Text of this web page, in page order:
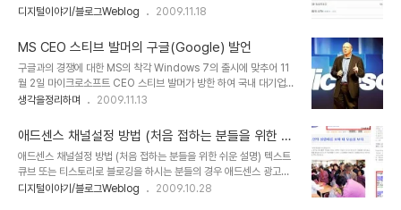
해 아이폰이 출시되면서 "담달 폰"이라는 오명은 벗었습니다. 아이폰
쩍 넘겼다는 것만으로도 아이폰에 대한 기대..
와 프로블로거로 나누어 그 명확성을 수입이라는 기준으로 이야기를
둘을 나눈다는 건 좀 무리가 있지 않나 생각합니다. 물론 수입만을 생
각해 포스팅을 그러한 쪽으로 유도하거나 속된말로 트릭을 활용하는
경우가 좀 빈번한 경우에 눈쌀이 찌푸려지기도 합니다만, 전 이러한 형
태의 블로그 운영을 프로블로거라 지칭한다는 것 자체가 좀 우습다고
생각합니다. 그 이유는 단순히 이러한 광고만 게재하는 형태로 운영한
각되는 프로블로거의 블로그를 보면, 어딘가 달라도 ..
디지털이야기/블로그Weblog 2009.11.18
MS CEO 스티브 발머의 구글(Google) 발언
구글과의 경쟁에 대한 MS의 착각 Windows 7의 출시에 맞추어 11
월 2일 마이크로소프트 CEO 스티브 발머가 방한 하여 국내 대기업
CIO 및 임원진들을 초청, 오찬간담회를 갖었는데, 이자리에서 "구글
문에 "구글은 아직 우리의 경쟁자가 될 준비가 안되어있다."라는 답을
하였다고 합니다. ▲ Microsoft CEO Steven Anthony Ballmer
그리고 덧붙여 "마이크로소프트는 범용성이 높은 제품을 대량으로, 저
렴하게 공급한다는 원칙으로 소비자에게 보다 혁신적이고 개방적이
며, 기업이 지닌 IT자산과 폭넓은 호환이 이뤄질 수 있도록 한다."라고
생각을정리하며 2009.11.13
애드센스 채널설정 방법 (처음 접하는 분들을 위한 쉬
운 설명)
애드센스 채널설정 방법 (처음 접하는 분들을 위한 쉬운 설명) 텍스트
큐브 또는 티스토리로 블로깅을 하시는 분들의 경우 애드센스 광고게
재는 하나의 블로그 요소처럼 활용된다고 해도 과언이 아니라 생각을
디지털이야기/블로그Weblog 2009.10.28